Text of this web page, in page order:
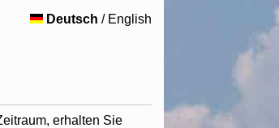
Deutsch / English
erhalten Sie